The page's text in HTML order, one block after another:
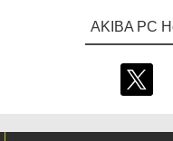
AKIBA PC